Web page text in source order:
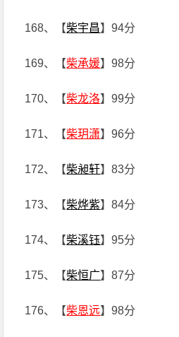
168、【柴宇昌】94分
169、【柴承媛】98分
170、【柴龙洛】99分
171、【柴玥潇】96分
172、【柴昶轩】83分
173、【柴烨紫】84分
174、【柴溪钰】95分
175、【柴恒广】87分
176、【柴恩远】98分